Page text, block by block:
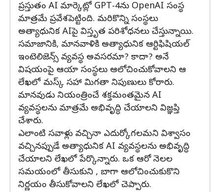
ప్రస్తుతం AI మార్కెట్లో GPT-4ను OpenAI సంస్థ
మాత్రమే ప్రవేశపెట్టింది. మరికొన్ని సంస్థలు
అత్యాధునిక AIపై విస్తృత పరిశోధనలు చేస్తున్నాయి.
సమాజానికి, మానవాళికి అత్యాధునిక ఆర్టిఫిషియల్
ఇంటెలిజెన్స్ వ్యవస్థ అవసరమా? కాదా? అనే
విషయంపై ఆయా సంస్థలు ఆలోచించుకోవాలని ఆ
లేఖలో మస్క్ సహా మిగతా నిపుణులు కోరారు.
మానవుడు నియంత్రించే శక్తమంతమైన AI
వ్యవస్థలను మాత్రమే అభివృద్ధి చేయాలని విజ్ఞప్తి
చేశారు.
ఎలాంటి సవాళ్లు వచ్చినా ఎదుర్కోగలమని విశ్వాసం
వచ్చినప్పుడే అత్యాధునిక AI వ్యవస్థలను అభివృద్ధి
చేయాలని లేఖలో పేర్కొన్నారు. ఒక ఆరో నెలల
సమయంలో తీసుకుని , బాగా ఆలోచించుకుకొని
నిర్ణయం తీసుకోవాలని లేఖలో చెప్పారు.